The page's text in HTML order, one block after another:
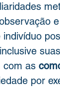
com as
por